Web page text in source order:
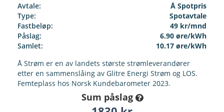
Avtale:
Å Spotpris
Type:
Spotavtale
Fastbeløp:
49 kr/mnd
Påslag:
6.90 øre/kWh
Samlet:
10.17 øre/kWh
Å Strøm er en av landets største strømleverandører
etter en sammenslåing av Glitre Energi Strøm og LOS.
Femteplass hos Norsk Kundebarometer 2023.
Sum påslag